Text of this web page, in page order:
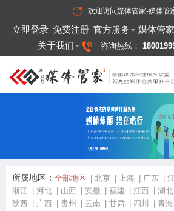
欢迎访问媒体管家-媒体管
立即登录 免费注册 官方服务 媒体管
关于我们
咨询热线：
所属地区： 全部地区 北京 上海 广东
浙江
河北 山西 安徽 福建 江西 湖北
陕西
广西 贵州 云南 甘肃 四川 青海